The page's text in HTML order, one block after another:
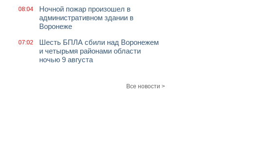
08:04
Ночной пожар произошел в
административном здании в
Воронеже
07:02
Шесть БПЛА сбили над Воронежем
и четырьмя районами области
ночью 9 августа
Все новости >